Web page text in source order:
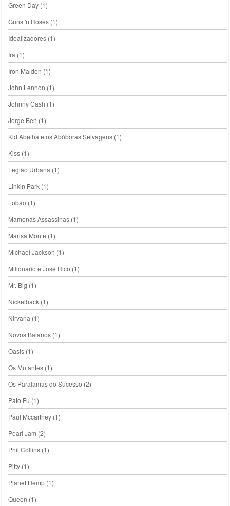
Green Day(1)
Guns 'n Roses(1)
Idealizadores(1)
Ira(1)
Iron Maiden (1)
John Lennon (1)
Johnny Cash (1)
Jorge Ben (1)
Kid Abelha e os Abóboras Selvagens(1)
Kiss(1)
Legião Urbana(1)
Linkin Park(1)
Lobão (1)
Mamonas Assassinas(1)
Marisa Monte (1)
Michael Jackson (1)
Milionário e José Rico (1)
Mr. Big (1)
Nickelback(1)
Nirvana(1)
Novos Baianos(1)
Oasis(1)
Os Mutantes(1)
Os Paralamas do Sucesso (2)
Pato Fu (1)
Paul Mccartney(1)
Pearl Jam (2)
Phil Collins(1)
Pitty(1)
Planet Hemp(1)
Queen (1)